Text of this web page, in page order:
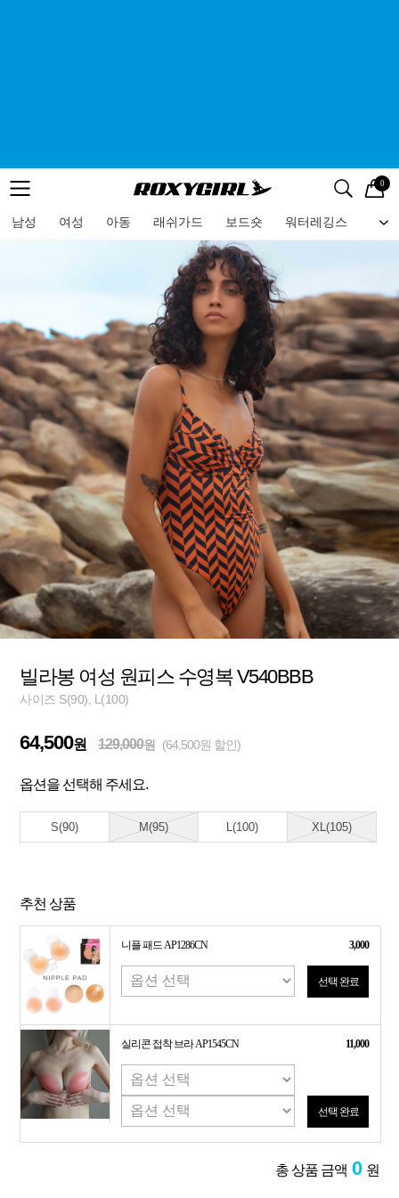
메뉴 검색
로고 0
남성 여성 아동 래쉬가드 보드숏 워터레깅스 비
메뉴
빌라봉 여성 원피스 수영복 V540BBB
사이즈 S(90), L(100)
64,500원 129,000원 (64,500원 할인)
옵션을 선택해 주세요.
S(90) M(95) L(100) XL(105)
추천 상품
니플 패드 AP1286CN 3,000
선택 완료
실리콘 접착 브라 AP1545CN 11,000
선택 완료
총 상품 금액 0 원